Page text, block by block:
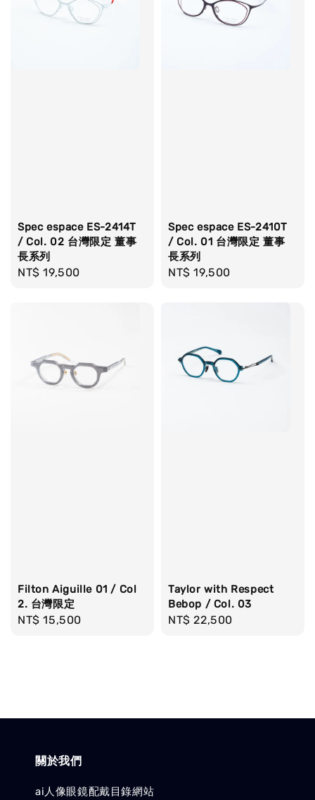
Spec espace ES-2414T
/ Col. 02 台灣限定 董事
長系列
Regular
NT$ 19,500
Spec espace ES-2410T
/ Col. 01 台灣限定 董事
長系列
Regular
NT$ 19,500
Filton Aiguille 01 / Col
2. 台灣限定
Regular
NT$ 15,500
Taylor with Respect
Bebop / Col. 03
Regular
NT$ 22,500
關於我們
ai人像眼鏡配戴目錄網站